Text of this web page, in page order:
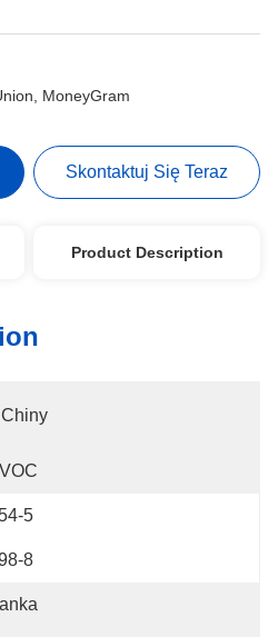
MoneyGram
Skontaktuj Się Teraz
Product Description
5
8